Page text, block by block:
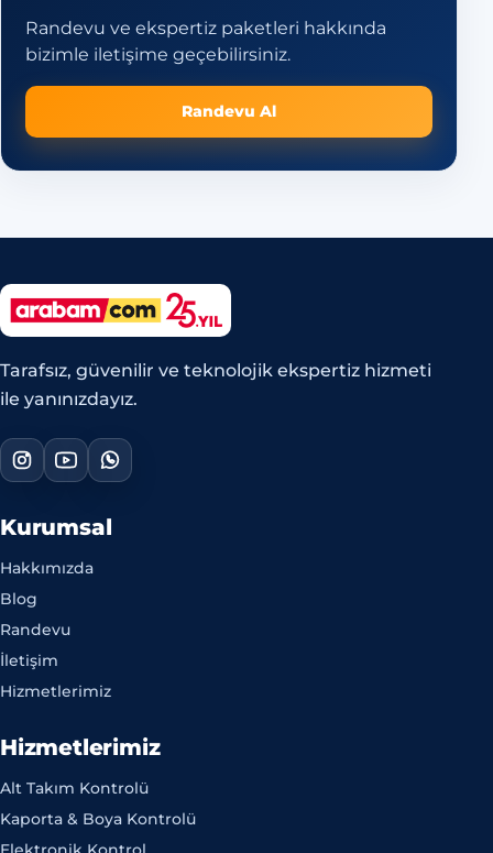
Randevu ve ekspertiz paketleri hakkında
bizimle iletişime geçebilirsiniz.
Randevu Al
Tarafsız, güvenilir ve teknolojik ekspertiz hizmeti
ile yanınızdayız.
Kurumsal
Hakkımızda
Blog
Randevu
İletişim
Hizmetlerimiz
Hizmetlerimiz
Alt Takım Kontrolü
Kaporta & Boya Kontrolü